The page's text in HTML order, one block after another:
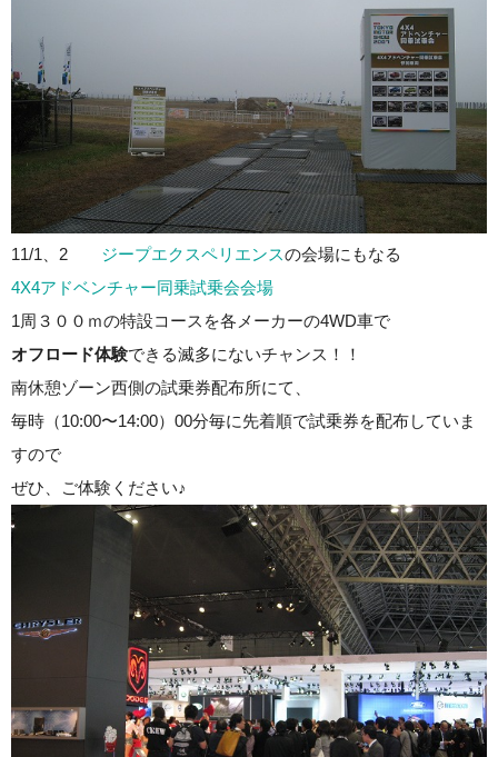
11/1、2 ジープエクスペリエンスの会場にもなる
4X4アドベンチャー同乗試乗会会場
1周３００ｍの特設コースを各メーカーの4WD車で
オフロード体験できる滅多にないチャンス！！
南休憩ゾーン西側の試乗券配布所にて、
毎時（10:00〜14:00）00分毎に先着順で試乗券を配布していま
すので
ぜひ、ご体験ください♪